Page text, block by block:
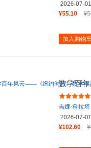
2026-07-01
¥55.10
加入购物
数学百
精选（
吉娜·科拉塔
2026-07-01
¥102.60